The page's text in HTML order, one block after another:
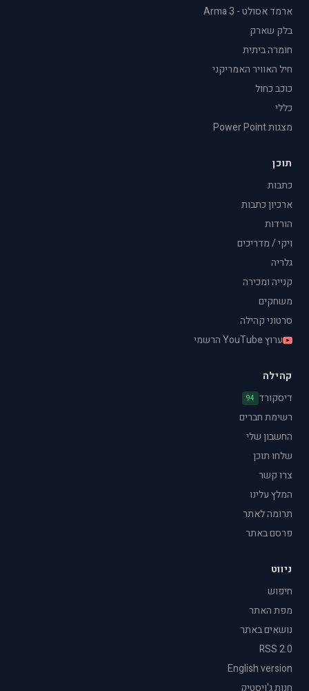
ארמד אסולט - Arma 3
בלק שארק
חומרה ביתית
חיל האוויר האמריקני
כוכב כחול
כללי
מצגות Power Point
תוכן
כתבות
ארכיון כתבות
הורדות
ויקי / מדריכים
גלריה
קנייה ומכירה
משחקים
סרטוני קהילה
ערוץ YouTube הרשמי
קהילה
דיסקורד 94
רשימת חברים
החשבון שלי
שלחו תוכן
צרו קשר
המלץ עלינו
תרומה לאתר
פרסם באתר
ניווט
חיפוש
מפת האתר
נושאים באתר
RSS 2.0
English version
חנות ג'ויסטיק